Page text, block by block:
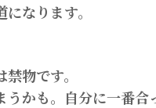
なります。
物です。
かも。自分に一番合